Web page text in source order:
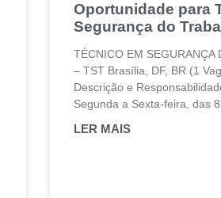
Oportunidade para
Segurança do
TÉCNICO EM SEGURANÇA
– TST Brasília, DF, BR (1
Descrição e
Segunda a Sexta-feira, das
LER MAIS